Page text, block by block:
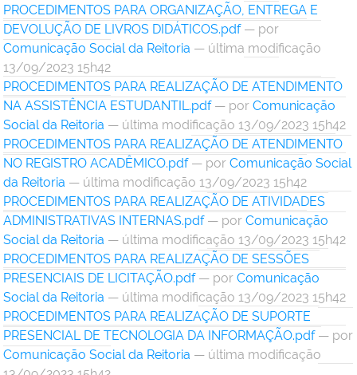
PROCEDIMENTOS PARA ORGANIZAÇÃO, ENTREGA E
DEVOLUÇÃO DE LIVROS DIDÁTICOS.pdf — por
Comunicação Social da Reitoria — última modificação
13/09/2023 15h42
PROCEDIMENTOS PARA REALIZAÇÃO DE ATENDIMENTO
NA ASSISTÊNCIA ESTUDANTIL.pdf — por Comunicação
Social da Reitoria — última modificação 13/09/2023 15h42
PROCEDIMENTOS PARA REALIZAÇÃO DE ATENDIMENTO
NO REGISTRO ACADÊMICO.pdf — por Comunicação Social
da Reitoria — última modificação 13/09/2023 15h42
PROCEDIMENTOS PARA REALIZAÇÃO DE ATIVIDADES
ADMINISTRATIVAS INTERNAS.pdf — por Comunicação
Social da Reitoria — última modificação 13/09/2023 15h42
PROCEDIMENTOS PARA REALIZAÇÃO DE SESSÕES
PRESENCIAIS DE LICITAÇÃO.pdf — por Comunicação
Social da Reitoria — última modificação 13/09/2023 15h42
PROCEDIMENTOS PARA REALIZAÇÃO DE SUPORTE
PRESENCIAL DE TECNOLOGIA DA INFORMAÇÃO.pdf — por
Comunicação Social da Reitoria — última modificação